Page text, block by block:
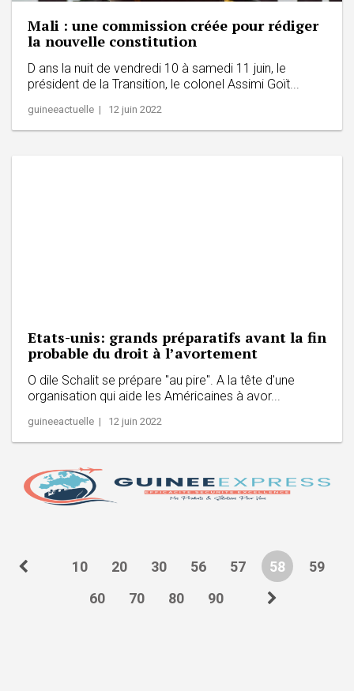
Mali : une commission créée pour rédiger
la nouvelle constitution
D ans la nuit de vendredi 10 à samedi 11 juin, le
président de la Transition, le colonel Assimi Goït...
guineeactuelle | 12 juin 2022
Etats-unis: grands préparatifs avant la fin
probable du droit à l’avortement
O dile Schalit se prépare "au pire". A la tête d'une
organisation qui aide les Américaines à avor...
guineeactuelle | 12 juin 2022
10 20 30 56 57 58
59
60
70 80 90